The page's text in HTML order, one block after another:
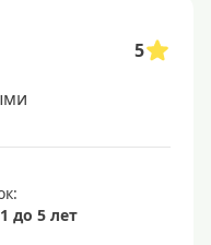
5
до 5 лет